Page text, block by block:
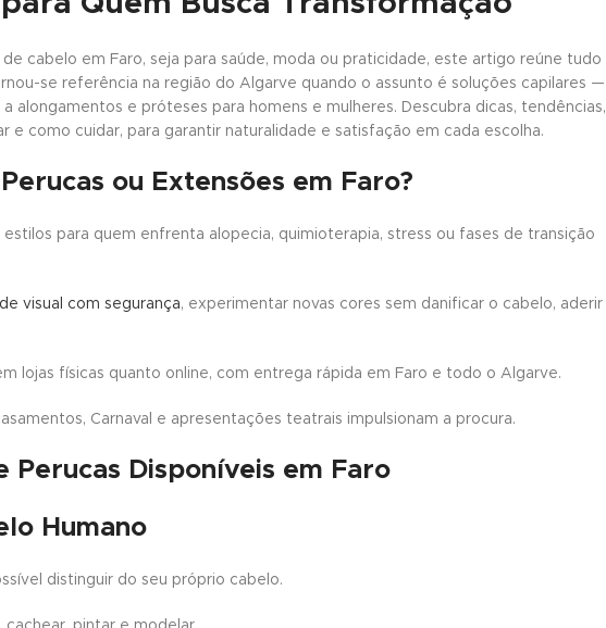
cabelo em Faro, seja para saúde, moda ou praticidade, este artigo reúne tudo
se referência na região do Algarve quando o assunto é soluções capilares —
a alongamentos e próteses para homens e mulheres. Descubra dicas, tendências,
e como cuidar, para garantir naturalidade e satisfação em cada escolha.
ou Extensões em Faro?
estilos para quem enfrenta alopecia, quimioterapia, stress ou fases de transição
visual com segurança, experimentar novas cores sem danificar o cabelo, aderir
lojas físicas quanto online, com entrega rápida em Faro e todo o Algarve.
Carnaval e apresentações teatrais impulsionam a procura.
Perucas Disponíveis em Faro
Humano
distinguir do seu próprio cabelo.